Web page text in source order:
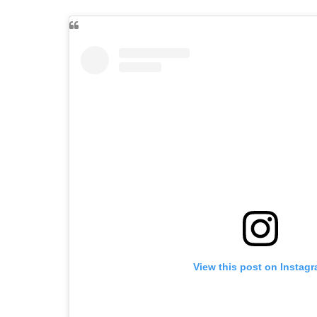
View this post on